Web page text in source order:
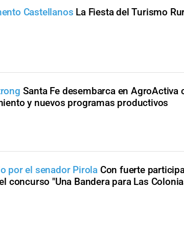
Castellanos La Fiesta del Turismo
Santa Fe desembarca en AgroActiva
y nuevos programas productivos
por el senador Pirola Con fuerte
concurso "Una Bandera para Las